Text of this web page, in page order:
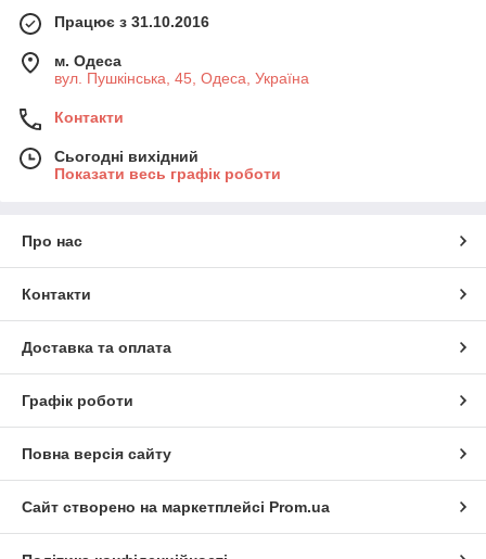
Працює з 31.10.2016
м. Одеса
вул. Пушкінська, 45, Одеса, Україна
Контакти
Сьогодні вихідний
Показати весь графік роботи
Про нас
Контакти
Доставка та оплата
Графік роботи
Повна версія сайту
Сайт створено на маркетплейсі Prom.ua